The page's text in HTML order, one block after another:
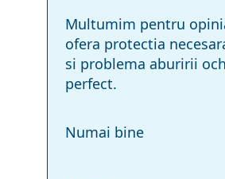
Multumim pentru
ofera protectia
si problema aburirii
perfect.
Numai bine